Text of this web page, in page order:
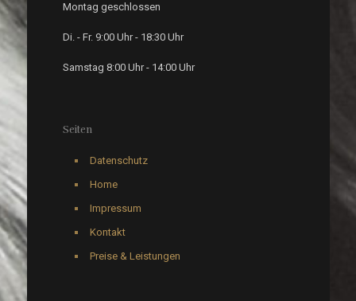
Montag geschlossen
Di. - Fr. 9:00 Uhr - 18:30 Uhr
Samstag 8:00 Uhr - 14:00 Uhr
Seiten
Datenschutz
Home
Impressum
Kontakt
Preise & Leistungen